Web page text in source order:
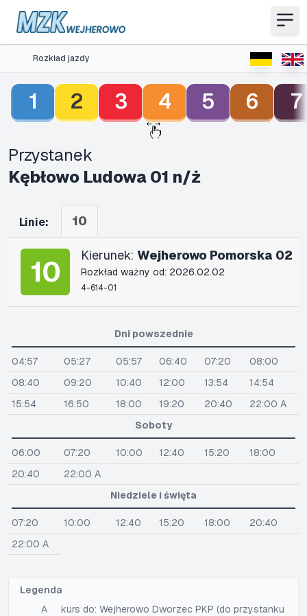
Rozkład jazdy
1 2 3 4 5 6 7
Przystanek
Kębłowo Ludowa 01 n/ż
Linie: 10
10 Kierunek: Wejherowo Pomorska 02
Rozkład ważny od: 2026.02.02
4-614-01
Dni powszednie
04:57 05:27 05:57 06:40 07:20
08:00
08:40
09:20 10:40 12:00 13:54
14:54
15:54
16:50 18:00 19:20 20:40
22:00 A
Soboty
06:00 07:20 10:00 12:40 15:20
18:00
20:40
22:00 A
Niedziele i święta
07:20 10:00 12:40 15:20 18:00
20:40
22:00 A
Legenda
A
kurs do: Wejherowo Dworzec PKP (do przystanku